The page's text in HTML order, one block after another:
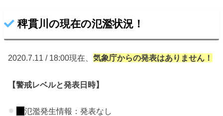
稗貫川の現在の氾濫状況！
2020.7.11 / 18:00現在、気象庁からの発表はありません！
【警戒レベルと発表日時】
氾濫発生情報：発表なし